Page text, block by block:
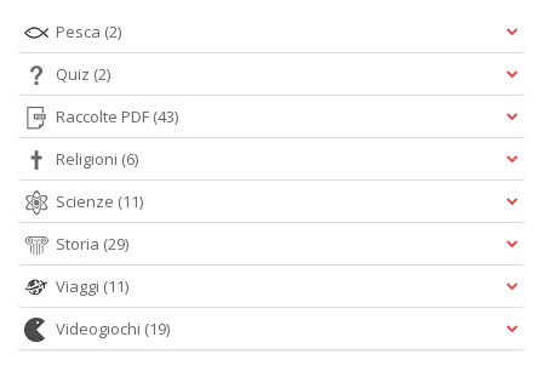
Pesca (2)
Quiz (2)
Raccolte PDF (43)
Religioni (6)
Scienze (11)
Storia (29)
Viaggi (11)
Videogiochi (19)